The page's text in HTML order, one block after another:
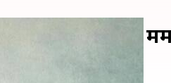
सुप्रीम कोर्ट में